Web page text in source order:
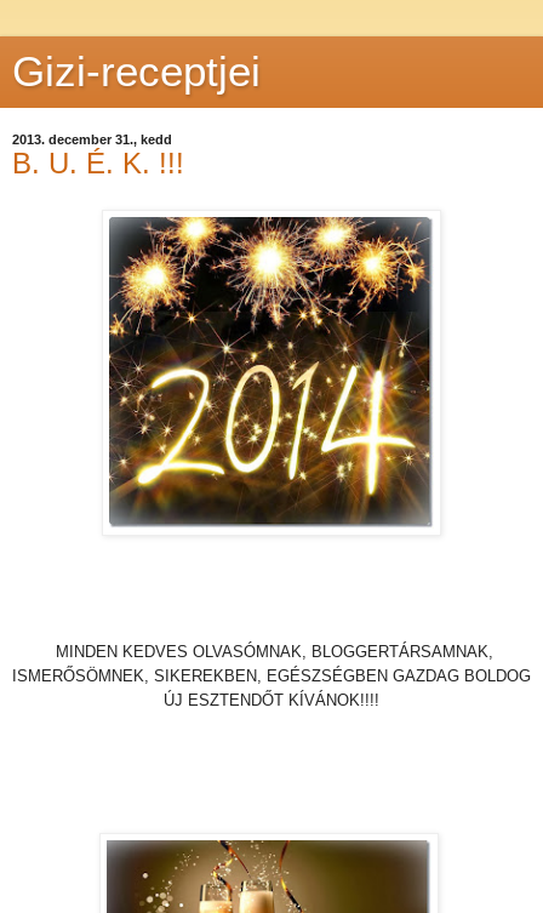
Gizi-receptjei
2013. december 31., kedd
B. U. É. K. !!!
MINDEN KEDVES OLVASÓMNAK, BLOGGERTÁRSAMNAK,
ISMERŐSÖMNEK, SIKEREKBEN, EGÉSZSÉGBEN GAZDAG BOLDOG
ÚJ ESZTENDŐT KÍVÁNOK!!!!